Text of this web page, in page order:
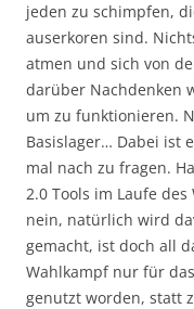
jeden zu schimpfen,
auserkoren sind.
atmen und sich von
darüber Nachdenken
um zu funktionieren.
Basislager… Dabei ist
mal nach zu fragen.
2.0 Tools im Laufe
nein, natürlich wird
gemacht, ist doch all
Wahlkampf nur für
genutzt worden, statt